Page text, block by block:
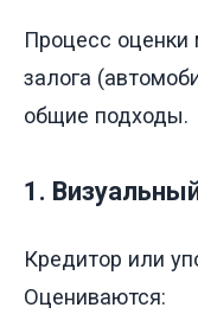
Процесс оценки
залога
общие подходы.
1.
Кредитор или
Оцениваются: